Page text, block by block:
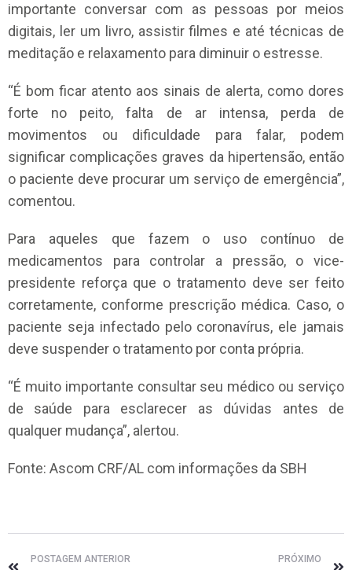
importante conversar com as pessoas por meios
digitais, ler um livro, assistir filmes e até técnicas de
meditação e relaxamento para diminuir o estresse.
“É bom ficar atento aos sinais de alerta, como dores
forte no peito, falta de ar intensa, perda de
movimentos ou dificuldade para falar, podem
significar complicações graves da hipertensão, então
o paciente deve procurar um serviço de emergência”,
comentou.
Para aqueles que fazem o uso contínuo de
medicamentos para controlar a pressão, o vice-
presidente reforça que o tratamento deve ser feito
corretamente, conforme prescrição médica. Caso, o
paciente seja infectado pelo coronavírus, ele jamais
deve suspender o tratamento por conta própria.
“É muito importante consultar seu médico ou serviço
de saúde para esclarecer as dúvidas antes de
qualquer mudança”, alertou.
Fonte: Ascom CRF/AL com informações da SBH
POSTAGEM ANTERIOR PRÓXIMO